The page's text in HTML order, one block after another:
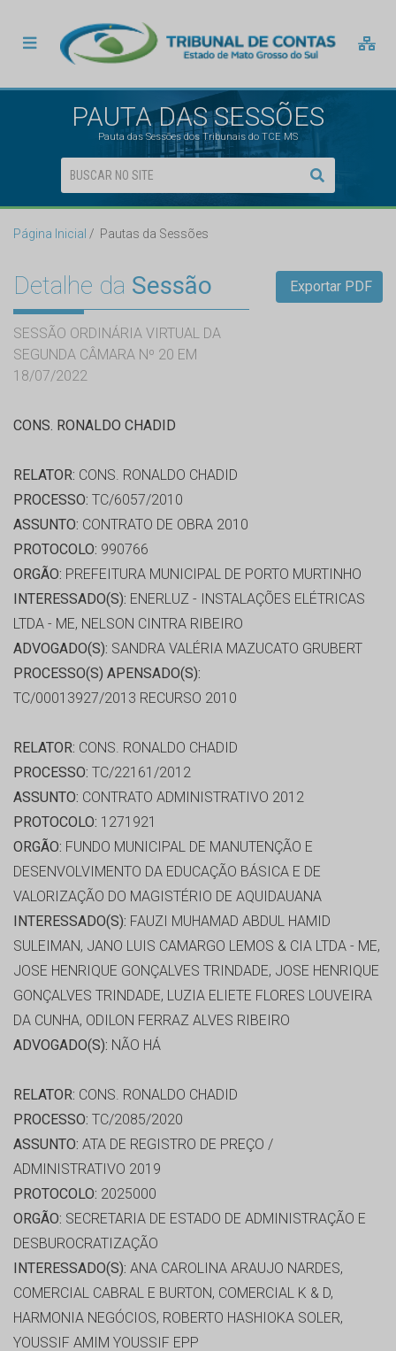
PAUTA DAS SESSÕES
Pauta das Sessões dos Tribunais do TCE MS
Página Inicial Pautas da Sessões
Detalhe da Sessão
SESSÃO ORDINÁRIA VIRTUAL DA
SEGUNDA CÂMARA Nº 20 EM
18/07/2022
Exportar PDF
CONS. RONALDO CHADID
RELATOR: CONS. RONALDO CHADID
PROCESSO: TC/6057/2010
ASSUNTO: CONTRATO DE OBRA 2010
PROTOCOLO: 990766
ORGÃO: PREFEITURA MUNICIPAL DE PORTO MURTINHO
INTERESSADO(S): ENERLUZ - INSTALAÇÕES ELÉTRICAS
LTDA - ME, NELSON CINTRA RIBEIRO
ADVOGADO(S): SANDRA VALÉRIA MAZUCATO GRUBERT
PROCESSO(S) APENSADO(S):
TC/00013927/2013 RECURSO 2010
RELATOR: CONS. RONALDO CHADID
PROCESSO: TC/22161/2012
ASSUNTO: CONTRATO ADMINISTRATIVO 2012
PROTOCOLO: 1271921
ORGÃO: FUNDO MUNICIPAL DE MANUTENÇÃO E
DESENVOLVIMENTO DA EDUCAÇÃO BÁSICA E DE
VALORIZAÇÃO DO MAGISTÉRIO DE AQUIDAUANA
INTERESSADO(S): FAUZI MUHAMAD ABDUL HAMID
SULEIMAN, JANO LUIS CAMARGO LEMOS & CIA LTDA - ME,
JOSE HENRIQUE GONÇALVES TRINDADE, JOSE HENRIQUE
GONÇALVES TRINDADE, LUZIA ELIETE FLORES LOUVEIRA
DA CUNHA, ODILON FERRAZ ALVES RIBEIRO
ADVOGADO(S): NÃO HÁ
RELATOR: CONS. RONALDO CHADID
PROCESSO: TC/2085/2020
ASSUNTO: ATA DE REGISTRO DE PREÇO /
ADMINISTRATIVO 2019
PROTOCOLO: 2025000
ORGÃO: SECRETARIA DE ESTADO DE ADMINISTRAÇÃO E
DESBUROCRATIZAÇÃO
INTERESSADO(S): ANA CAROLINA ARAUJO NARDES,
COMERCIAL CABRAL E BURTON, COMERCIAL K & D,
HARMONIA NEGÓCIOS, ROBERTO HASHIOKA SOLER,
YOUSSIF AMIM YOUSSIF EPP